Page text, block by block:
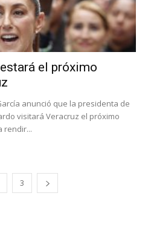
el próximo
anunció que la presidenta de
visitará Veracruz el próximo
rendir...
3